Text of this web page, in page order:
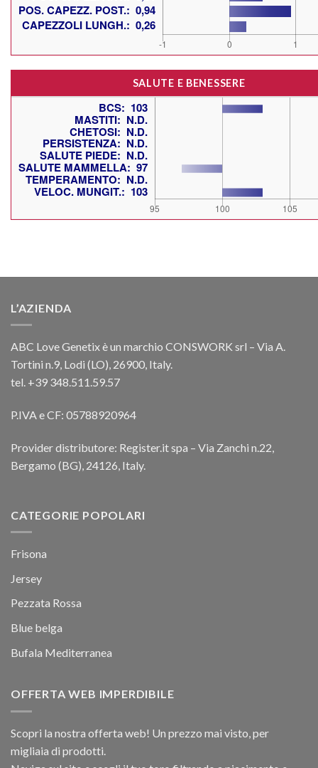
SALUTE E BENESSERE
L’AZIENDA
ABC Love Genetix è un marchio CONSWORK srl – Via A.
Tortini n.9, Lodi (LO), 26900, Italy.
tel. +39 348.511.59.57
P.IVA e CF: 05788920964
Provider distributore: Register.it spa – Via Zanchi n.22,
Bergamo (BG), 24126, Italy.
CATEGORIE POPOLARI
Frisona
Jersey
Pezzata Rossa
Blue belga
Bufala Mediterranea
OFFERTA WEB IMPERDIBILE
Scopri la nostra offerta web! Un prezzo mai visto, per
migliaia di prodotti.